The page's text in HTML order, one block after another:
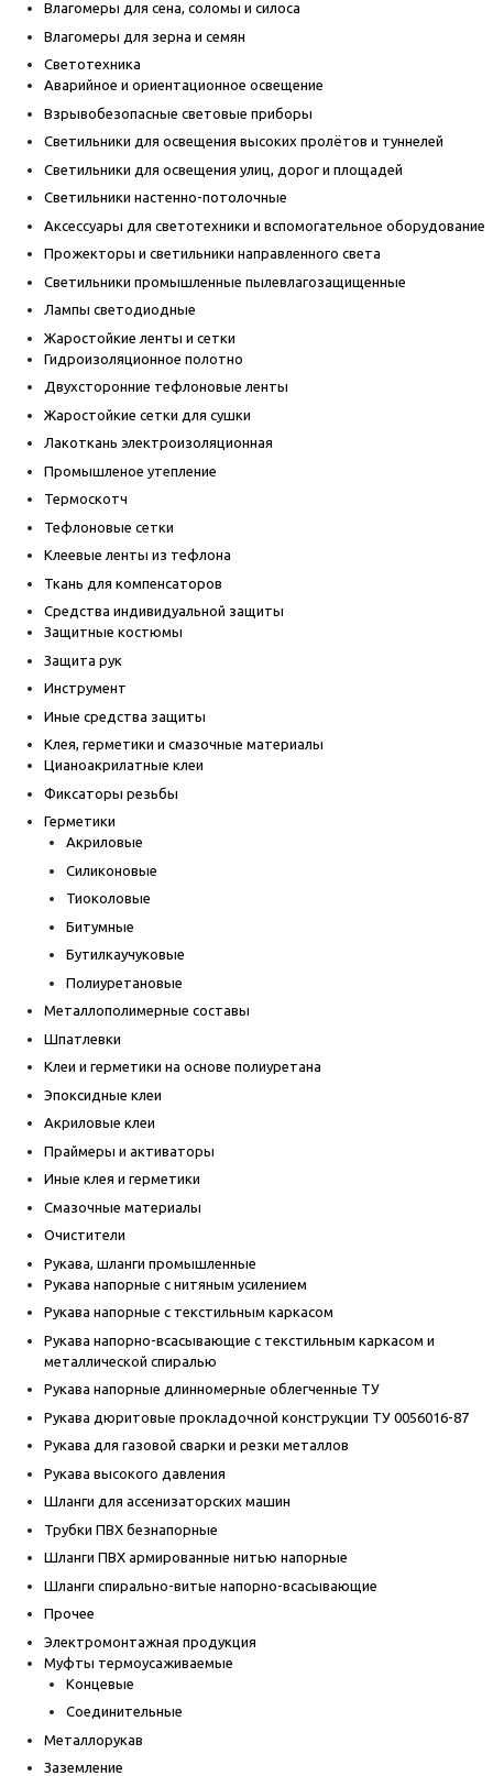
Влагомеры для сена, соломы и силоса
Влагомеры для зерна и семян
Светотехника
Аварийное и ориентационное освещение
Взрывобезопасные световые приборы
Светильники для освещения высоких пролётов и туннелей
Светильники для освещения улиц, дорог и площадей
Светильники настенно-потолочные
Аксессуары для светотехники и вспомогательное оборудование
Прожекторы и светильники направленного света
Светильники промышленные пылевлагозащищенные
Лампы светодиодные
Жаростойкие ленты и сетки
Гидроизоляционное полотно
Двухсторонние тефлоновые ленты
Жаростойкие сетки для сушки
Лакоткань электроизоляционная
Промышленое утепление
Термоскотч
Тефлоновые сетки
Клеевые ленты из тефлона
Ткань для компенсаторов
Средства индивидуальной защиты
Защитные костюмы
Защита рук
Инструмент
Иные средства защиты
Клея, герметики и смазочные материалы
Цианоакрилатные клеи
Фиксаторы резьбы
Герметики
Акриловые
Силиконовые
Тиоколовые
Битумные
Бутилкаучуковые
Полиуретановые
Металлополимерные составы
Шпатлевки
Клеи и герметики на основе полиуретана
Эпоксидные клеи
Акриловые клеи
Праймеры и активаторы
Иные клея и герметики
Смазочные материалы
Очистители
Рукава, шланги промышленные
Рукава напорные с нитяным усилением
Рукава напорные с текстильным каркасом
Рукава напорно-всасывающие с текстильным каркасом и
металлической спиралью
Рукава напорные длинномерные облегченные ТУ
Рукава дюритовые прокладочной конструкции ТУ 0056016-87
Рукава для газовой сварки и резки металлов
Рукава высокого давления
Шланги для ассенизаторских машин
Трубки ПВХ безнапорные
Шланги ПВХ армированные нитью напорные
Шланги спирально-витые напорно-всасывающие
Прочее
Электромонтажная продукция
Муфты термоусаживаемые
Концевые
Соединительные
Металлорукав
Заземление